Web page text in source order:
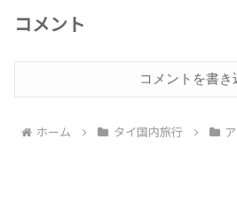
コメント
コメントを書き
ホーム タイ国内旅行